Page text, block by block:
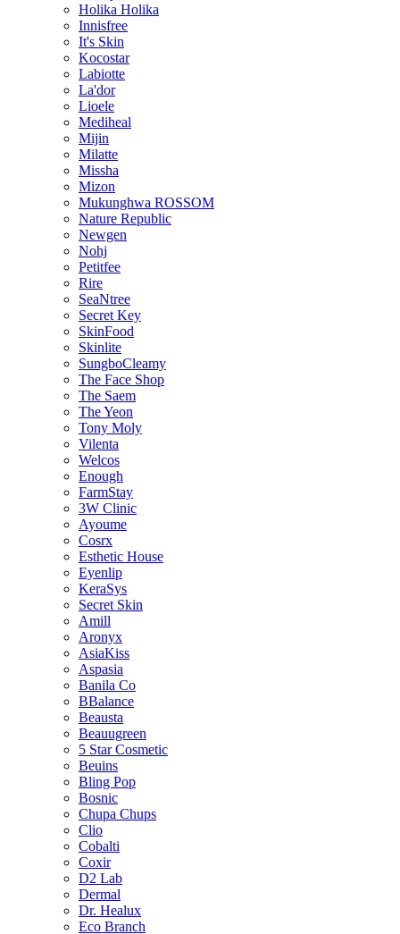
Holika Holika
Innisfree
It's Skin
Kocostar
Labiotte
La'dor
Lioele
Mediheal
Mijin
Milatte
Missha
Mizon
Mukunghwa ROSSOM
Nature Republic
Newgen
Nohj
Petitfee
Rire
SeaNtree
Secret Key
SkinFood
Skinlite
SungboCleamy
The Face Shop
The Saem
The Yeon
Tony Moly
Vilenta
Welcos
Enough
FarmStay
3W Clinic
Ayoume
Cosrx
Esthetic House
Eyenlip
KeraSys
Secret Skin
Amill
Aronyx
AsiaKiss
Aspasia
Banila Co
BBalance
Beausta
Beauugreen
5 Star Cosmetic
Beuins
Bling Pop
Bosnic
Chupa Chups
Clio
Cobalti
Coxir
D2 Lab
Dermal
Dr. Healux
Eco Branch